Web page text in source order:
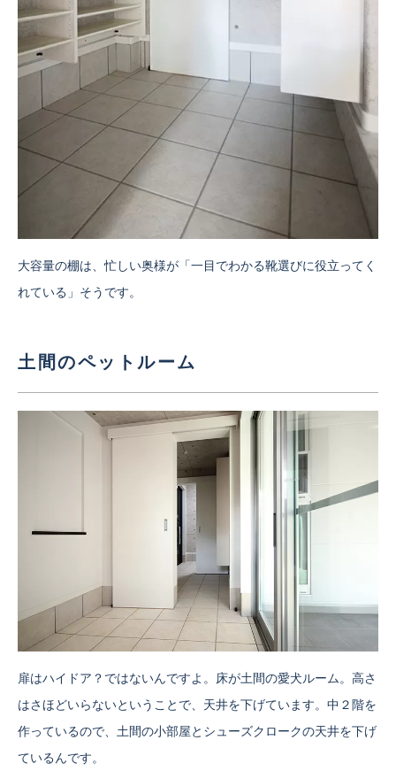
大容量の棚は、忙しい奥様が「一目でわかる靴選びに役立ってく
れている」そうです。
土間のペットルーム
扉はハイドア？ではないんですよ。床が土間の愛犬ルーム。高さ
はさほどいらないということで、天井を下げています。中２階を
作っているので、土間の小部屋とシューズクロークの天井を下げ
ているんです。